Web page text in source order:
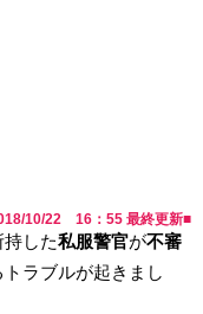
10/22 16：55 最終更新■
した私服警官が不審
ラブルが起きまし